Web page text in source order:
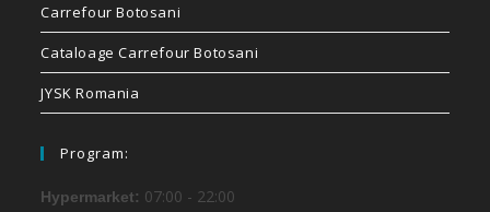
Carrefour Botosani
Cataloage Carrefour Botosani
JYSK Romania
Program:
Hypermarket: 07:00 - 22:00